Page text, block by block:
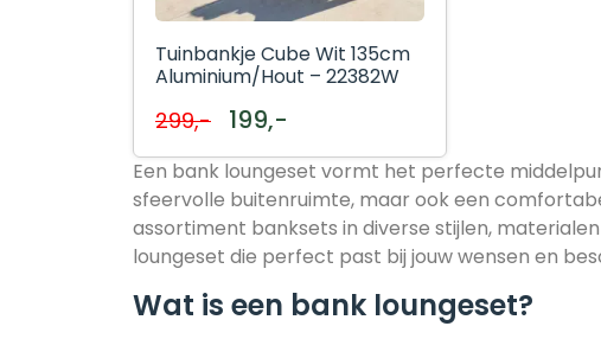
Tuinbankje Cube Wit 135cm
Aluminium/Hout – 22382W
299,- 199,-
Een bank loungeset vormt het perfecte
sfeervolle buitenruimte, maar ook een
assortiment banksets in diverse stijlen,
loungeset die perfect past bij jouw wensen en
Wat is een bank loungeset?